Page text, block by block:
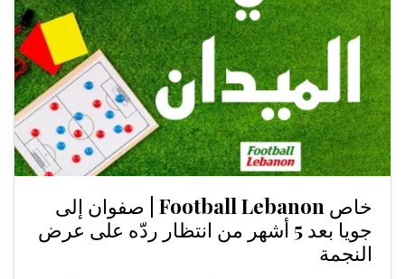
خاص Football Lebanon | صفوان إلى
جويا بعد 5 أشهر من انتظار ردّه على عرض
النجمة